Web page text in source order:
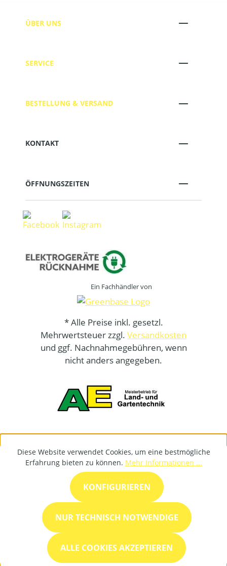
ÜBER UNS
SERVICE
BESTELLUNG & VERSAND
KONTAKT
ÖFFNUNGSZEITEN
Ein Fachhändler von
* Alle Preise inkl. gesetzl.
Mehrwertsteuer zzgl. Versandkosten
und ggf. Nachnahmegebühren, wenn
nicht anders angegeben.
Diese Website verwendet Cookies, um eine bestmögliche
Erfahrung bieten zu können. Mehr Informationen ...
NUR TECHNISCH NOTWENDIGE
KONFIGURIEREN
ALLE COOKIES AKZEPTIEREN